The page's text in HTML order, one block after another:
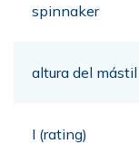
spinnaker
altura del mástil
I (rating)